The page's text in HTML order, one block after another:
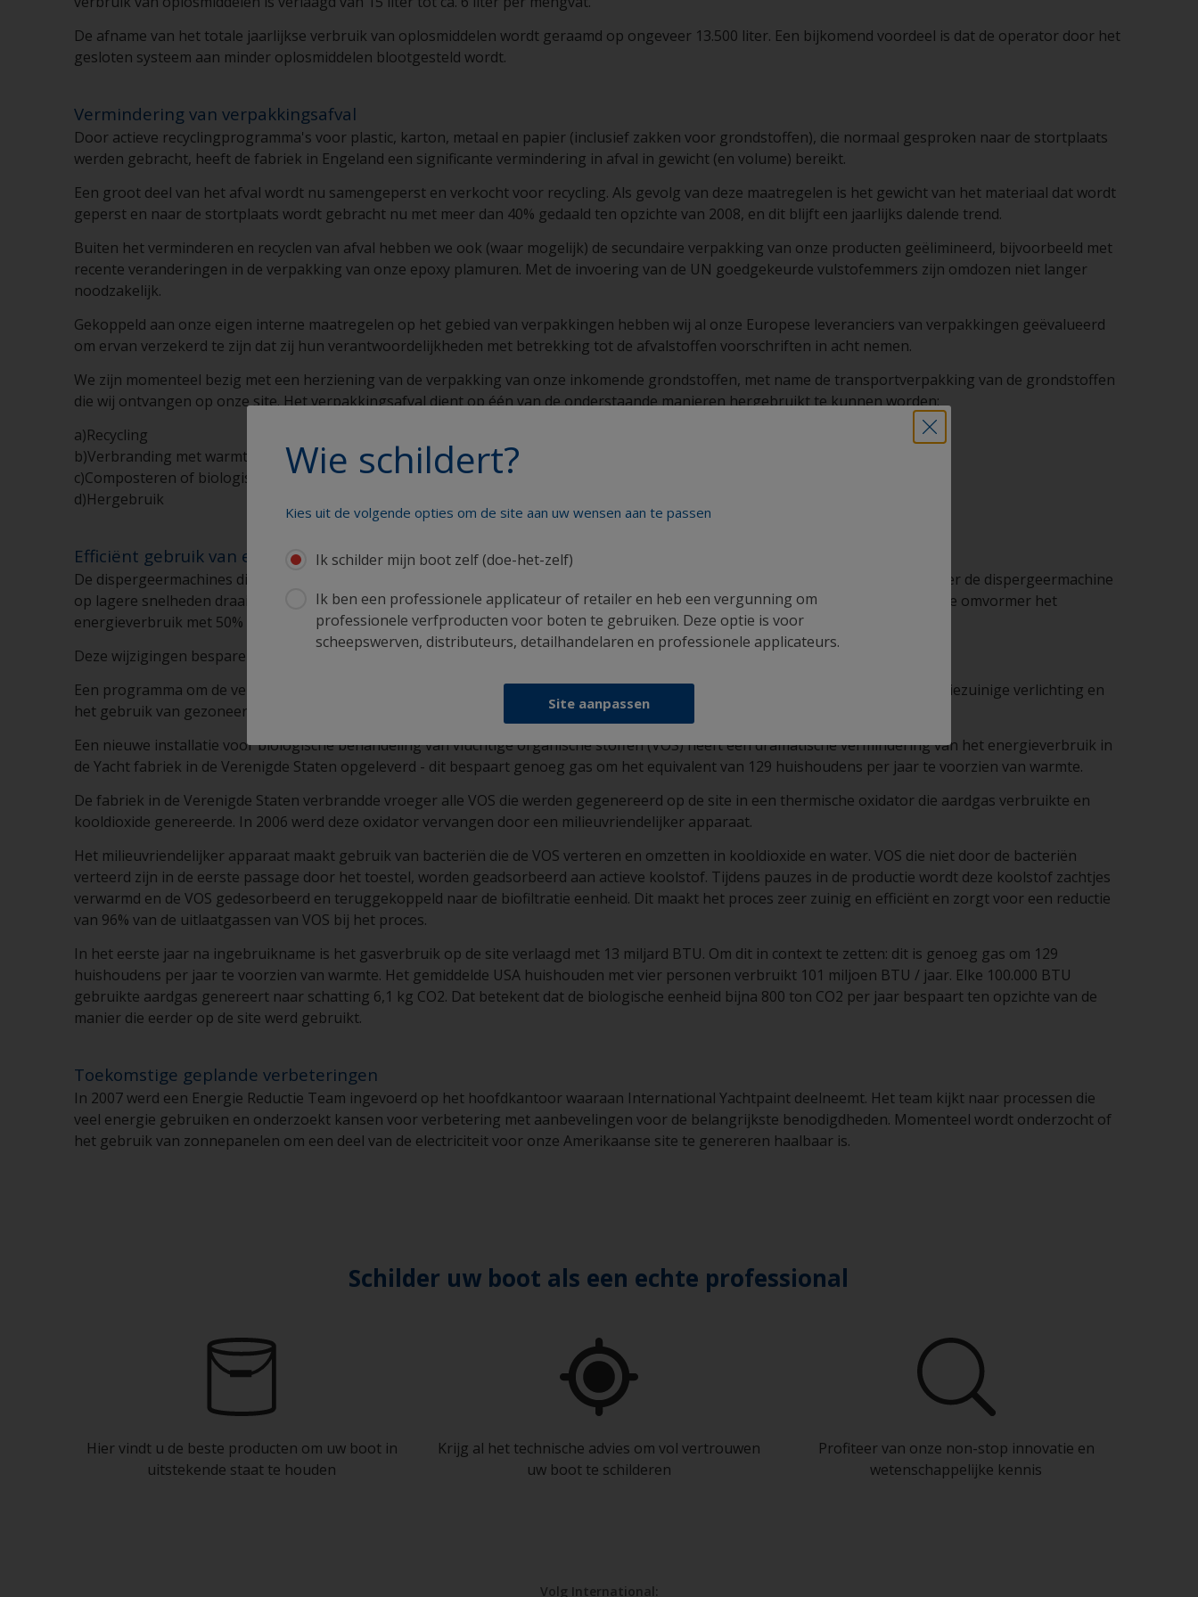
De afname van het totale jaarlijkse verbruik van oplosmiddelen wordt geraamd op ongeveer 13.500 liter. Een bijkomend voordeel is dat de operator door het
gesloten systeem aan minder oplosmiddelen blootgesteld wordt.
Vermindering van verpakkingsafval
Door actieve recyclingprogramma's voor plastic, karton, metaal en papier (inclusief zakken voor grondstoffen), die normaal gesproken naar de stortplaats
werden gebracht, heeft de fabriek in Engeland een significante vermindering in afval in gewicht (en volume) bereikt.
Een groot deel van het afval wordt nu samengeperst en verkocht voor recycling. Als gevolg van deze maatregelen is het gewicht van het materiaal dat wordt
geperst en naar de stortplaats wordt gebracht nu met meer dan 40% gedaald ten opzichte van 2008, en dit blijft een jaarlijks dalende trend.
Buiten het verminderen en recyclen van afval hebben we ook (waar mogelijk) de secundaire verpakking van onze producten geëlimineerd, bijvoorbeeld met
recente veranderingen in de verpakking van onze epoxy plamuren. Met de invoering van de UN goedgekeurde vulstofemmers zijn omdozen niet langer
noodzakelijk.
Gekoppeld aan onze eigen interne maatregelen op het gebied van verpakkingen hebben wij al onze Europese leveranciers van verpakkingen geëvalueerd
om ervan verzekerd te zijn dat zij hun verantwoordelijkheden met betrekking tot de afvalstoffen voorschriften in acht nemen.
We zijn momenteel bezig met een herziening van de verpakking van onze inkomende grondstoffen, met name de transportverpakking van de grondstoffen
die wij ontvangen op onze site. Het verpakkingsafval dient op één van de onderstaande manieren hergebruikt te kunnen worden:
a)Recycling
b)Verbranding met warmteterugwinning
c)Composteren of biologische afbraak
d)Hergebruik
Efficiënt gebruik van energie
De dispergeermachines die in de fabriek gebruikt worden om verf te maken zijn voorzien van omvormers, wat betekent dat wanneer de dispergeermachine
op lagere snelheden draait de snelheid van de motor nu is verlaagd, waardoor energie wordt bespaart. Er wordt geschat dat door de omvormer het
energieverbruik met 50% is verlaagd.
Deze wijzigingen besparen genoeg elektriciteit om 212 gemiddelde Britse woningen voor 1 jaar te voorzien van electriciteit.
Een programma om de verlichting te vervangen loopt al een aantal jaar. Dit houdt in de vervanging van oude armaturen met energiezuinige verlichting en
het gebruik van gezoneerde verlichting met bewegingsmelders en timers om energie te besparen.
Een nieuwe installatie voor biologische behandeling van vluchtige organische stoffen (VOS) heeft een dramatische vermindering van het energieverbruik in
de Yacht fabriek in de Verenigde Staten opgeleverd - dit bespaart genoeg gas om het equivalent van 129 huishoudens per jaar te voorzien van warmte.
De fabriek in de Verenigde Staten verbrandde vroeger alle VOS die werden gegenereerd op de site in een thermische oxidator die aardgas verbruikte en
kooldioxide genereerde. In 2006 werd deze oxidator vervangen door een milieuvriendelijker apparaat.
Het milieuvriendelijker apparaat maakt gebruik van bacteriën die de VOS verteren en omzetten in kooldioxide en water. VOS die niet door de bacteriën
verteerd zijn in de eerste passage door het toestel, worden geadsorbeerd aan actieve koolstof. Tijdens pauzes in de productie wordt deze koolstof zachtjes
verwarmd en de VOS gedesorbeerd en teruggekoppeld naar de biofiltratie eenheid. Dit maakt het proces zeer zuinig en efficiënt en zorgt voor een reductie
van 96% van de uitlaatgassen van VOS bij het proces.
In het eerste jaar na ingebruikname is het gasverbruik op de site verlaagd met 13 miljard BTU. Om dit in context te zetten: dit is genoeg gas om 129
huishoudens per jaar te voorzien van warmte. Het gemiddelde USA huishouden met vier personen verbruikt 101 miljoen BTU / jaar. Elke 100.000 BTU
gebruikte aardgas genereert naar schatting 6,1 kg CO2. Dat betekent dat de biologische eenheid bijna 800 ton CO2 per jaar bespaart ten opzichte van de
manier die eerder op de site werd gebruikt.
Toekomstige geplande verbeteringen
In 2007 werd een Energie Reductie Team ingevoerd op het hoofdkantoor waaraan International Yachtpaint deelneemt. Het team kijkt naar processen die
veel energie gebruiken en onderzoekt kansen voor verbetering met aanbevelingen voor de belangrijkste benodigdheden. Momenteel wordt onderzocht of
het gebruik van zonnepanelen om een deel van de electriciteit voor onze Amerikaanse site te genereren haalbaar is.
Wie schildert?
Kies uit de volgende opties om de site aan uw wensen aan te passen
Ik schilder mijn boot zelf (doe-het-zelf)
Ik ben een professionele applicateur of retailer en heb een vergunning om
professionele verfproducten voor boten te gebruiken. Deze optie is voor
scheepswerven, distributeurs, detailhandelaren en professionele applicateurs.
Site aanpassen
Schilder uw boot als een echte professional
Hier vindt u de beste producten om uw boot in
uitstekende staat te houden
Krijg al het technische advies om vol vertrouwen
uw boot te schilderen
Profiteer van onze non-stop innovatie en
wetenschappelijke kennis
Volg International: